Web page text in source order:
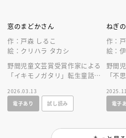
窓のまどかさん
作：戸森 しるこ
絵：クリハラ タカシ
野間児童文芸賞受賞作家による
「イキモノガタリ」転生童話リ
きをし、世界トラベルへ出発す
る！
2026.03.13
電子あり
試し読み
ねぎ
作：
絵：
野間
「不
から
じわ
電子